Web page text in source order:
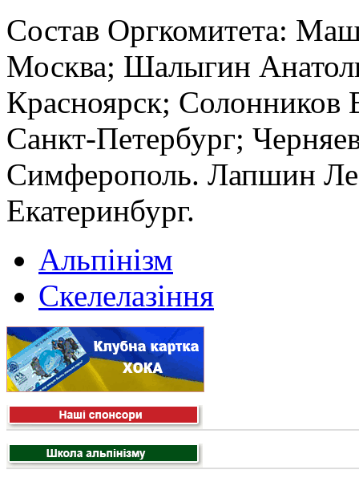
Состав Оргкомитета:
Москва; Шалыгин
Красноярск; Солонников
Санкт-Петербург;
Симферополь. Лапшин
Екатеринбург.
Альпінізм
Скелелазіння